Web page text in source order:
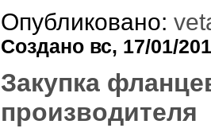
Опубликовано:
Создано вс, 17/01/
Закупка
производителя